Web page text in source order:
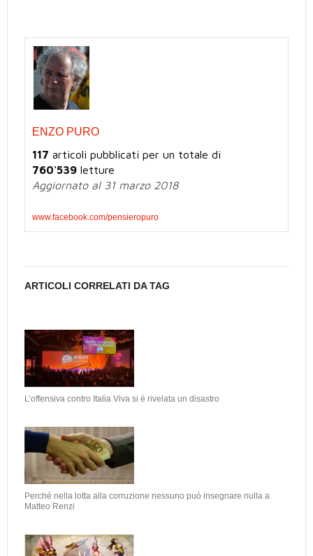
ENZO PURO
117 articoli pubblicati per un totale di
760'539 letture
Aggiornato al 31 marzo 2018
www.facebook.com/pensieropuro
ARTICOLI CORRELATI DA TAG
L’offensiva contro Italia Viva si è rivelata un disastro
Perché nella lotta alla corruzione nessuno può insegnare nulla a
Matteo Renzi